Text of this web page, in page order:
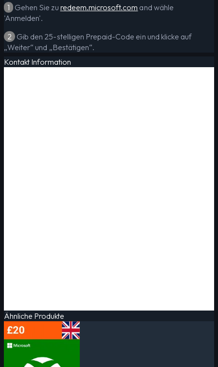
1 Gehen Sie zu redeem.microsoft.com and wähle
'Anmelden'.
2 Gib den 25-stelligen Prepaid-Code ein und klicke auf
„Weiter“ und „Bestätigen“.
Kontakt Information
Ähnliche Produkte